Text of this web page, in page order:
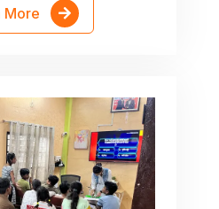
More